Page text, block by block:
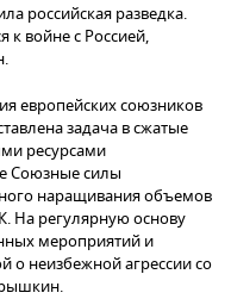
российская разведка.
к войне с Россией,
европейских союзников
задача в сжатые
ресурсами
Союзные силы
наращивания объемов
На регулярную основу
мероприятий и
о неизбежной агрессии со